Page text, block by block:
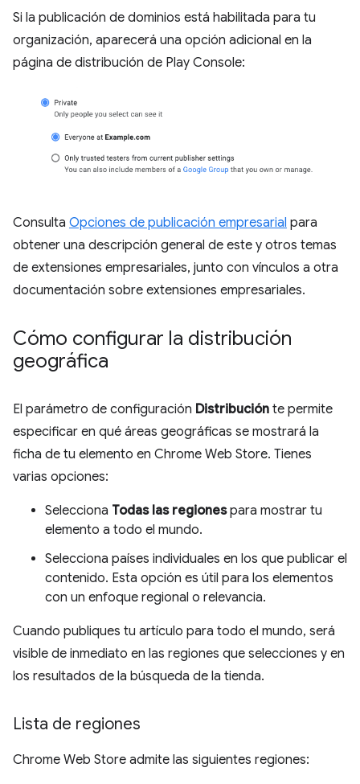
Si la publicación de dominios está habilitada para tu
organización, aparecerá una opción adicional en la
página de distribución de Play Console:
Consulta Opciones de publicación empresarial para
obtener una descripción general de este y otros temas
de extensiones empresariales, junto con vínculos a otra
documentación sobre extensiones empresariales.
Cómo configurar la distribución
geográfica
El parámetro de configuración Distribución te permite
especificar en qué áreas geográficas se mostrará la
ficha de tu elemento en Chrome Web Store. Tienes
varias opciones:
Selecciona Todas las regionespara mostrar tu
elemento a todo el mundo.
Selecciona países individuales en los que publicar el
contenido. Esta opción es útil para los elementos
con un enfoque regional o relevancia.
Cuando publiques tu artículo para todo el mundo, será
visible de inmediato en las regiones que selecciones y en
los resultados de la búsqueda de la tienda.
Lista de regiones
Chrome Web Store admite las siguientes regiones: